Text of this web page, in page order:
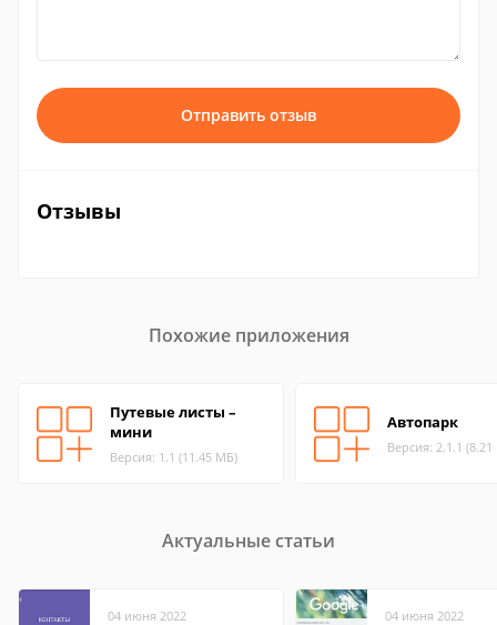
Отправить отзыв
Отзывы
Похожие приложения
Путевые листы –
мини
Версия: 1.1 (11.45 МБ)
Автопарк
Версия: 2.1.1
Актуальные статьи
04 июня 2022 04 июня 2022